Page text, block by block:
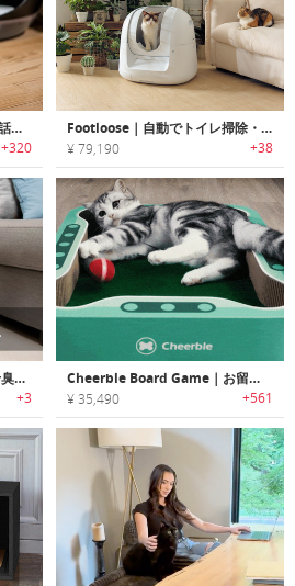
Catspad｜外出先からもお世話が可能な猫用スマートフード・ウォーターディスペンサー「キャッツパッド」
+320
Footloose｜自動でトイレ掃除・健康状態をトラッキングできるスマート猫用トイレロボット「フットルース」
¥ 79,190 +38
Litterbot Pro｜砂を回転させ臭いを抑える猫用セルフクリーニングトイレ「リターボットプロ」
+3
Cheerble Board Game｜お留守番時の退屈を解消する猫用インタラクティブトイ「チアブルボードゲーム」
¥ 35,490 +561